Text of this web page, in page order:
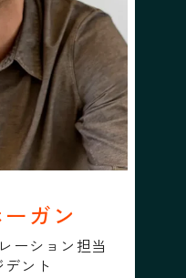
ガン
ーション担当
ント